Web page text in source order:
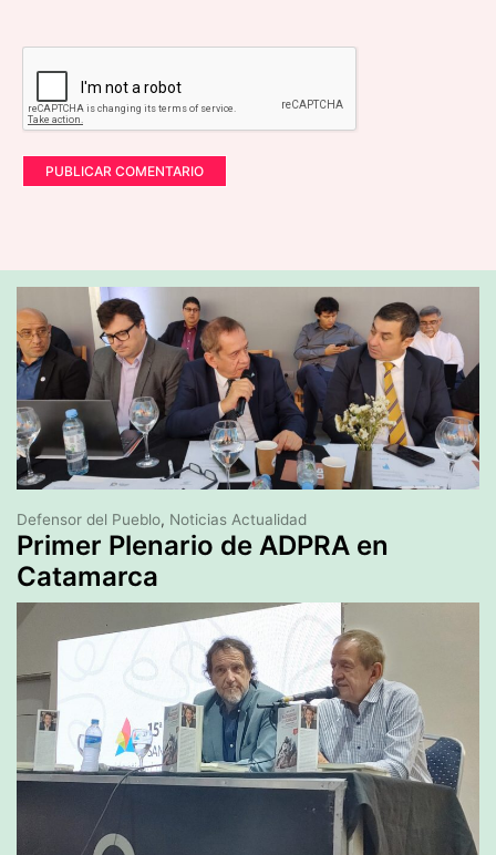
Primer Plenario de ADPRA en
Catamarca
Defensor del Pueblo, Noticias Actualidad